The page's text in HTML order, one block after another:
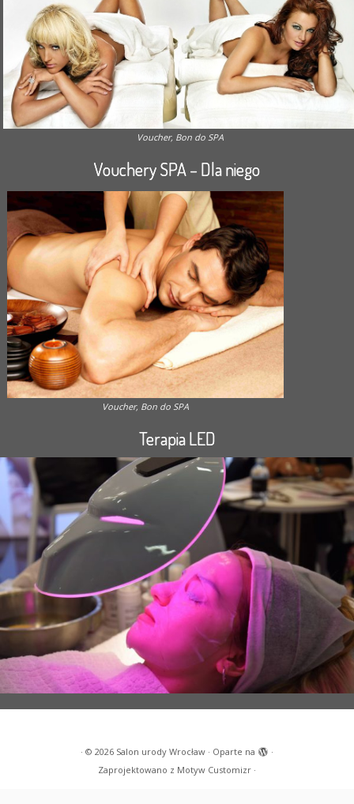
Voucher, Bon do SPA
Vouchery SPA – Dla niego
Voucher, Bon do SPA
Terapia LED
· © 2026 Salon urody Wrocław · Oparte na
·
Zaprojektowano z Motyw Customizr ·